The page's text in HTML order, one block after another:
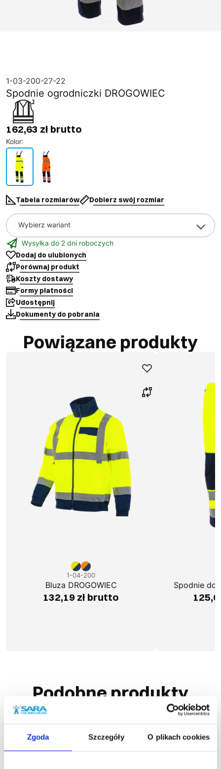
Zgoda Szczegóły O plikach cookies
1-03-200-27-22
Spodnie ogrodniczki DROGOWIEC
162,63 zł brutto
Kolor:
Tabela rozmiarów Dobierz swój rozmiar
Wybierz wariant
Wysyłka do 2 dni roboczych
Dodaj do ulubionych
Porównaj produkt
Koszty dostawy
Formy płatności
Udostępnij
Dokumenty do pobrania
Powiązane produkty
1-04-200
Bluza DROGOWIEC
132,19 zł brutto
Spodnie do
Podobne produkty